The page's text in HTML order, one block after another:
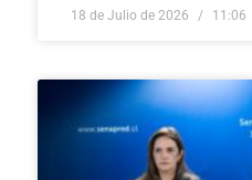
18 de Julio de 2026 11:06